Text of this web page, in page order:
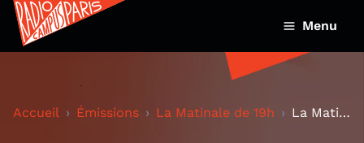
Menu
Accueil Émissions La Matinale de 19h La Matinale - Monnaie locale et Main d’œuvres